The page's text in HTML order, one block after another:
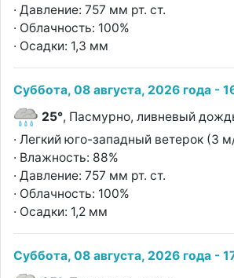
· Давление: 757 мм рт. ст.
· Облачность: 100%
· Осадки: 1,3 мм
Суббота, 08 августа, 2026 года -
25°, Пасмурно, ливневый
· Легкий юго-западный ветерок (3
· Влажность: 88%
· Давление: 757 мм рт. ст.
· Облачность: 100%
· Осадки: 1,2 мм
Суббота, 08 августа, 2026 года -